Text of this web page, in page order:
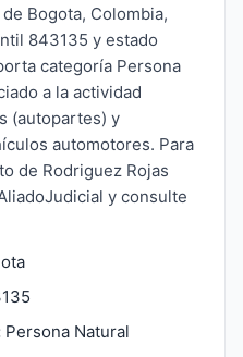
Bogota, Colombia,
843135 y estado
categoría Persona
a la actividad
(autopartes) y
automotores. Para
de Rodriguez Rojas
y consulte
Persona Natural